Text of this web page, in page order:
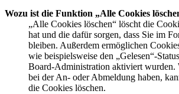
Wozu ist die Funktion „Alle Cookies
„Alle Cookies löschen“ löscht die
hat und die dafür sorgen, dass Sie im
bleiben. Außerdem ermöglichen
wie beispielsweise den „Gelesen“-
Board-Administration aktiviert wurden.
bei der An- oder Abmeldung haben,
die Cookies löschen.